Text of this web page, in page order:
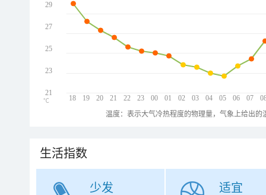
18 19 20 21 22 23 00 01 02 03 04 05 06 07
29
27
25
23
21
℃
温度：表示大气冷热程度的物理量，气象上给出
生活指数
少发 适宜